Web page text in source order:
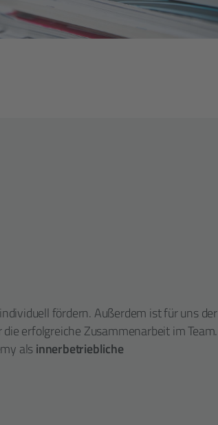
fördern. Außerdem ist für uns der
erfolgreiche Zusammenarbeit im Team.
alsinnerbetriebliche